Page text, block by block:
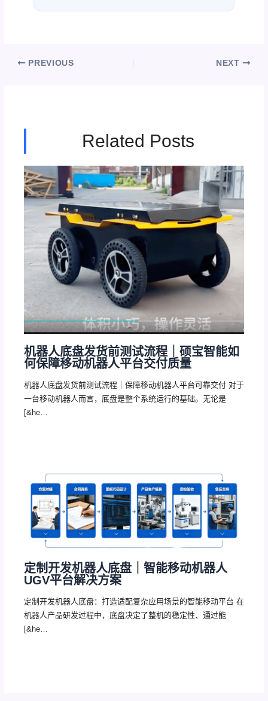
PREVIOUS NEXT
Related Posts
机器人底盘发货前测试流程｜硕宝智能如
何保障移动机器人平台交付质量
机器人底盘发货前测试流程｜保障移动机器人平台可靠交付 对于
一台移动机器人而言，底盘是整个系统运行的基础。无论是
[&he…
定制开发机器人底盘｜智能移动机器人
UGV平台解决方案
定制开发机器人底盘：打造适配复杂应用场景的智能移动平台 在
机器人产品研发过程中，底盘决定了整机的稳定性、通过能
[&he…